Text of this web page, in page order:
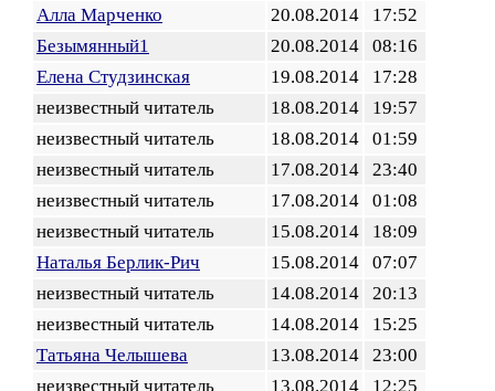
Алла Марченко
20.08.2014
17:52
Безымянный1
20.08.2014
08:16
Елена Студзинская
19.08.2014
17:28
неизвестный читатель
18.08.2014
19:57
неизвестный читатель
18.08.2014
01:59
неизвестный читатель
17.08.2014
23:40
неизвестный читатель
17.08.2014
01:08
неизвестный читатель
15.08.2014
18:09
Наталья Берлик-Рич
15.08.2014
07:07
неизвестный читатель
14.08.2014
20:13
неизвестный читатель
14.08.2014
15:25
Татьяна Челышева
13.08.2014
23:00
неизвестный читатель
13.08.2014 12:25